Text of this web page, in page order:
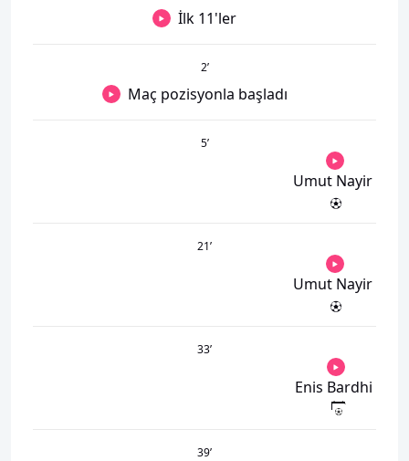
İlk 11'ler
2’
Maç pozisyonla başladı
5’
Umut Nayir
21’
Umut Nayir
33’
Enis Bardhi
39’